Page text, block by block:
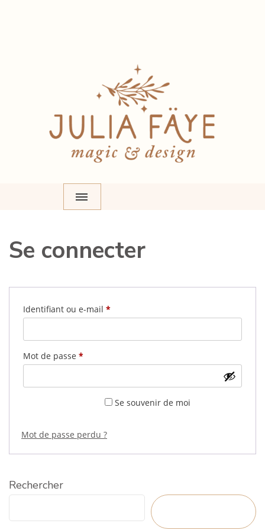
Se connecter
Identifiant ou e-mail *Obligatoire
Mot de passe *Obligatoire
Se souvenir de moi
Mot de passe perdu ?
Rechercher